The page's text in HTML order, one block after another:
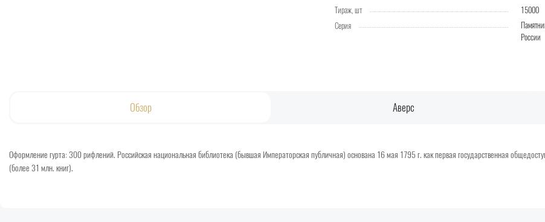
Тираж, шт
15000
Серия
России
Обзор Аверс
Оформление гурта: 300 рифлений. Российская национальная библиотека (бывшая Императорская публичная) основана 16 мая 1795 г. как первая государственная
(более 31 млн. книг).